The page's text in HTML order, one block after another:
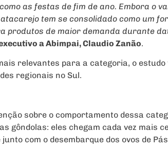
as festas de fim de ano. Embora o
tem se consolidado como um
produtos de maior demanda durante
a Abimpai, Claudio Zanão.
relevantes para a categoria, o
regionais no Sul.
sobre o comportamento dessa
gôndolas: eles chegam cada vez mais
com o desembarque dos ovos de